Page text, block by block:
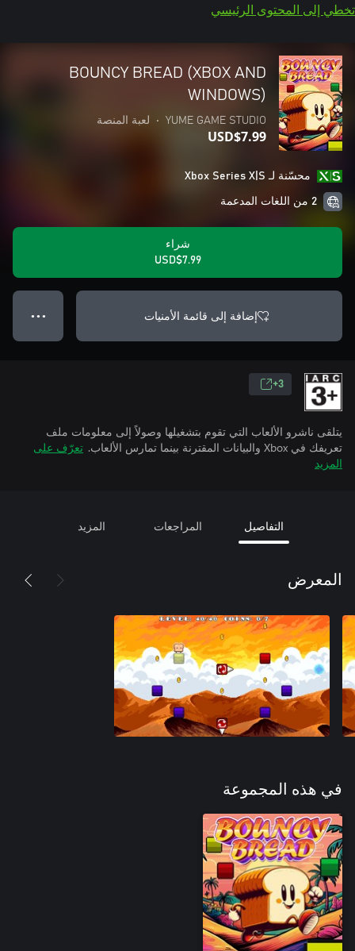
تخطي إلى المحتوى الرئيسي
BOUNCY BREAD (XBOX AND
WINDOWS)
YUME GAME STUDIO
• لعبة المنصة
USD$7.99
محسّنة لـ Xbox Series X|S
2 من اللغات المدعمة
شراء
USD$7.99
إضافة إلى قائمة الأمنيات ● ● ●
3+
يتلقى ناشرو الألعاب التي تقوم بتشغيلها وصولاً إلى معلومات ملف
تعريفك في Xbox والبيانات المقترنة بينما تمارس الألعاب.
تعرّف على
المزيد
التفاصيل المراجعات المزيد
المعرض
في هذه المجموعة